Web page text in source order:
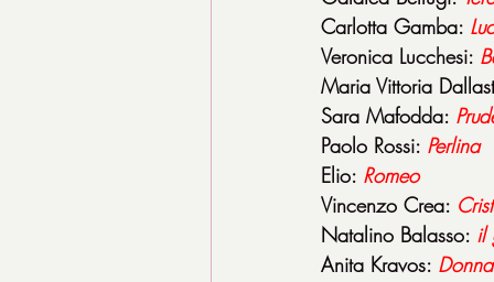
Carlotta Gamba:
Veronica Lucchesi:
Maria Vittoria
Sara Mafodda:
Paolo Rossi: Perlina
Elio: Romeo
Vincenzo Crea:
Natalino Balasso: il
Anita Kravos: Donna